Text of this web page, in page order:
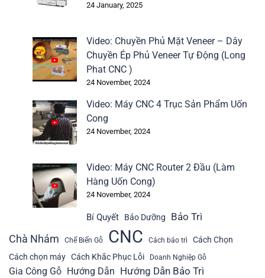
24 January, 2025
Video: Chuyền Phủ Mặt Veneer – Dây
Chuyền Ép Phủ Veneer Tự Động (Long
Phat CNC )
24 November, 2024
Video: Máy CNC 4 Trục Sản Phẩm Uốn
Cong
24 November, 2024
Video: Máy CNC Router 2 Đầu (Làm
Hàng Uốn Cong)
24 November, 2024
Bí Quyết Bảo Dưỡng
Bảo Trì
Chà Nhám
Chế Biến Gỗ CNC Cách bảo trì
Cách Chọn
Cách chọn máy Cách Khắc Phục Lỗi Doanh Nghiệp Gỗ
Gia Công Gỗ Hướng Dẫn Hướng Dẫn Bảo Trì